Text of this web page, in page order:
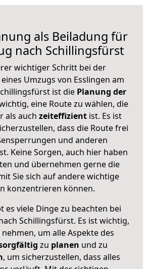
als Beiladung für
nach Schillingsfürst
wichtiger Schritt bei der
Umzugs von Esslingen am
ist die Planung der
eine Route zu wählen, die
als auch zeiteffizientist. Es ist
dass die Route frei
und anderen
Keine Sorgen, auch hier haben
und übernehmen gerne die
Sie sich auf andere wichtige
konzentrieren können.
es viele Dinge zu beachten bei
Schillingsfürst. Es ist wichtig,
um alle Aspekte des
zu planen und zu
, um sicherzustellen, dass alles